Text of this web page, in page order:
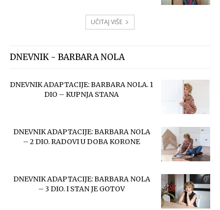
UČITAJ VIŠE
DNEVNIK - BARBARA NOLA
DNEVNIK ADAPTACIJE: BARBARA NOLA. 1
DIO – KUPNJA STANA
DNEVNIK ADAPTACIJE: BARBARA NOLA
– 2 DIO. RADOVI U DOBA KORONE
DNEVNIK ADAPTACIJE: BARBARA NOLA
– 3 DIO. I STAN JE GOTOV